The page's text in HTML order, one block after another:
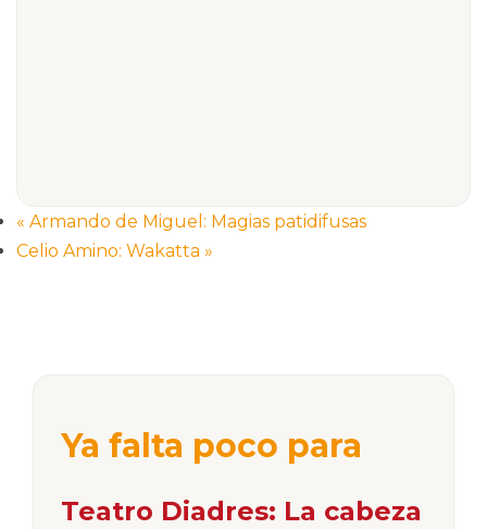
« Armando de Miguel: Magias patidifusas
Celio Amino: Wakatta »
Ya falta poco para
Teatro Diadres: La cabeza